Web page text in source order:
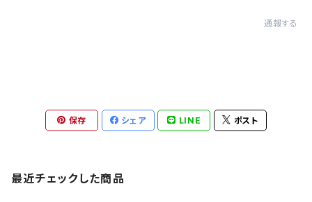
通報する
保存 シェア LINE ポスト
最近チェックした商品